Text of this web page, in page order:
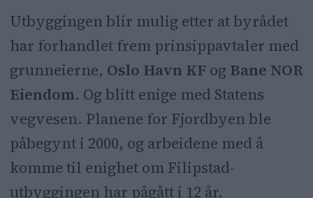
Utbyggingen blir mulig etter at byrådet
har forhandlet frem prinsippavtaler med
grunneierne, Oslo Havn KFog Bane NOR
Eiendom. Og blitt enige med Statens
vegvesen. Planene for Fjordbyen ble
påbegynt i 2000, og arbeidene med å
komme til enighet om Filipstad-
utbyggingen har pågått i 12 år.